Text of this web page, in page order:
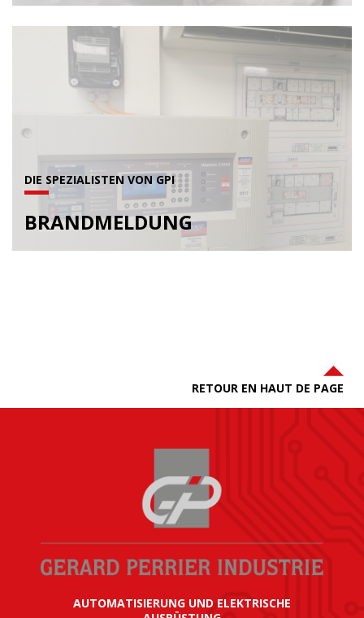
DIE SPEZIALISTEN VON GPI
BRANDMELDUNG
RETOUR EN HAUT DE PAGE
AUTOMATISIERUNG UND ELEKTRISCHE